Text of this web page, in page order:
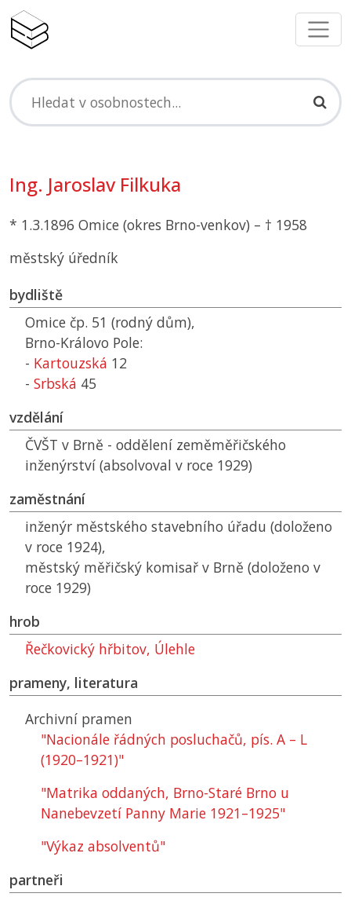
Ing. Jaroslav Filkuka
* 1.3.1896 Omice (okres Brno-venkov) – † 1958
městský úředník
bydliště
Omice čp. 51 (rodný dům),
Brno-Královo Pole:
- Kartouzská 12
- Srbská 45
vzdělání
ČVŠT v Brně - oddělení zeměměřičského
inženýrství (absolvoval v roce 1929)
zaměstnání
inženýr městského stavebního úřadu (doloženo
v roce 1924),
městský měřičský komisař v Brně (doloženo v
roce 1929)
hrob
Řečkovický hřbitov, Úlehle
prameny, literatura
Archivní pramen
"Nacionále řádných posluchačů, pís. A – L
(1920–1921)"
"Matrika oddaných, Brno-Staré Brno u
Nanebevzetí Panny Marie 1921–1925"
"Výkaz absolventů"
partneři